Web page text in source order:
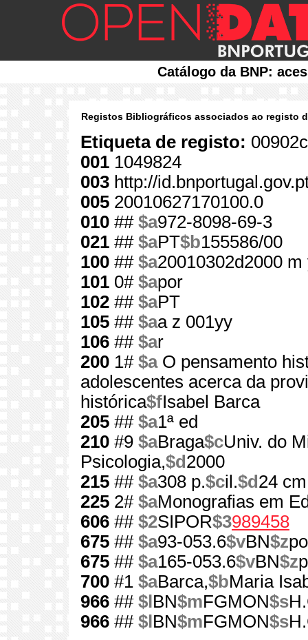
Catálogo da BNP:
Registos Bibliográficos associados ao registo
Etiqueta de registo:
001 1049824
003 http://
005 20010627170100.0
010 ## $a972-8098-69-3
021 ## $aPT$b155586/00
100 ## $a20010302d2000
101 0# $apor
102 ## $aPT
105 ## $aa z 001yy
106 ## $ar
200 1# $aO pensamento
adolescentes acerca da
histórica$fIsabel Barca
205 ## $a1ª ed
210 #9 $aBraga$cUniv. do
Psicologia,$d 2000
215 ## $a308 p.$cil.$d 24 cm
225 2# $aMonografias em
606 ## $2SIPOR$3989458
675 ## $a93-053.6$vBN$z
675 ## $a165-053.6$vBN$z
700 #1 $aBarca,$bMaria
966 ## $l BN$mFGMON$s
966 ## $l BN$mFGMON$s